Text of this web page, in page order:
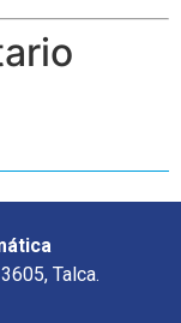
Talca.